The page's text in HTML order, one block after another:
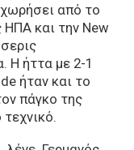
από το
ΗΠΑ και την New
Η ήττα με 2-1
ήταν και το
πάγκο της